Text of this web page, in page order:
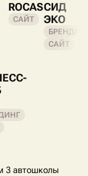
ROCAS
САЙТ
СИД
ЭКО
САЙТ
3 автошколы